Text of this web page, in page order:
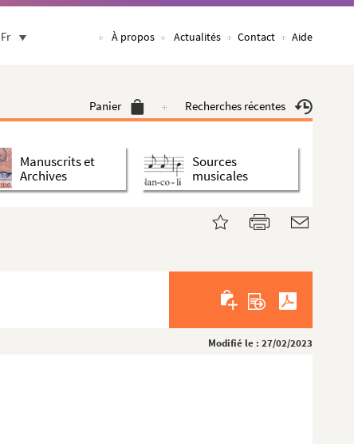
À propos Actualités Contact Aide
Panier Recherches récentes
Manuscrits et
Archives
Sources
musicales
Modifié le : 27/02/2023